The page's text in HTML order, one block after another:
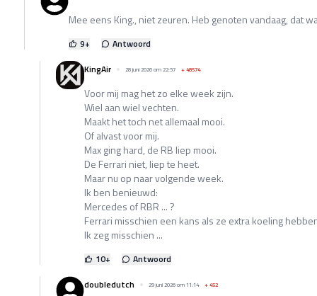
Mee eens King., niet zeuren. Heb genoten vandaag, dat
9+
Antwoord
KingAir
28 juni 2026 om 22:57 +48574
Voor mij mag het zo elke week zijn.
Wiel aan wiel vechten.
Maakt het toch net allemaal mooi.
Of alvast voor mij.
Max ging hard, de RB liep mooi.
De Ferrari niet, liep te heet.
Maar nu op naar volgende week.
Ik ben benieuwd:
Mercedes of RBR ... ?
Ferrari misschien een kans als ze extra koeling
Ik zeg misschien ...
10+
Antwoord
doubledutch
29 juni 2026 om 11:14 +452